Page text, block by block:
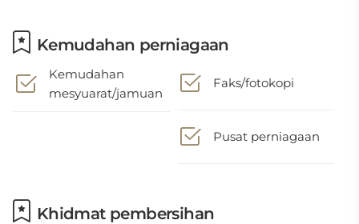
Kemudahan perniagaan
Kemudahan
mesyuarat/jamuan
Faks/fotokopi
Pusat perniagaan
Khidmat pembersihan